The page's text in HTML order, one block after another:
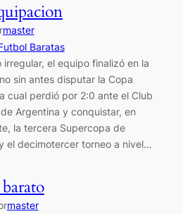
master
Baratas
el equipo finalizó en la
sin antes disputar la Copa
cual perdió por 2:0 ante el Club
Argentina y conquistar, en
la tercera Supercopa de
el decimotercer torneo a nivel…
master